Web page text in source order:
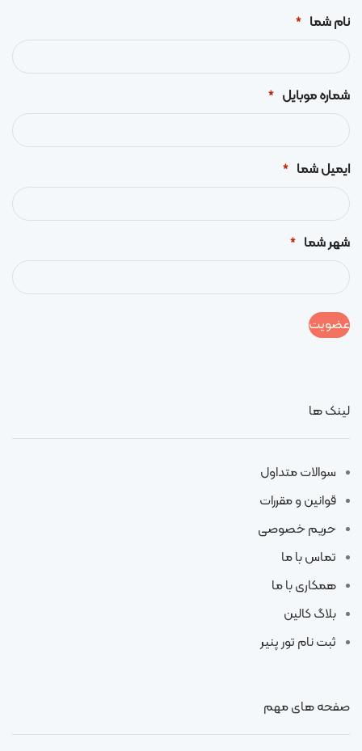
نام شما
*
شماره موبایل *
ایمیل شما *
شهر شما *
لینک ها
سوالات متداول
قوانین و مقررات
حریم خصوصی
تماس با ما
همکاری با ما
بلاگ کالین
ثبت نام تور پنیر
صفحه های مهم